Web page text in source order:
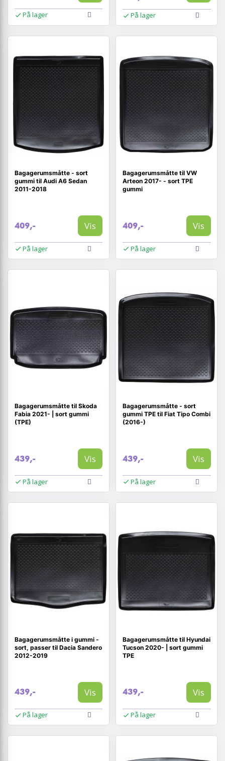
På lager På lager
Bagagerumsmåtte - sort
gummi til Audi A6 Sedan
2011-2018
409,- Vis
På lager
Bagagerumsmåtte til VW
Arteon 2017- - sort TPE
gummi
409,- Vis
På lager
Bagagerumsmåtte til Skoda
Fabia 2021- | sort gummi
(TPE)
439,- Vis
På lager
Bagagerumsmåtte - sort
gummi TPE til Fiat Tipo Combi
(2016-)
439,- Vis
På lager
Bagagerumsmåtte i gummi -
sort, passer til Dacia Sandero
2012-2019
439,- Vis
På lager
Bagagerumsmåtte til Hyundai
Tucson 2020- | sort gummi
TPE
439,- Vis
På lager